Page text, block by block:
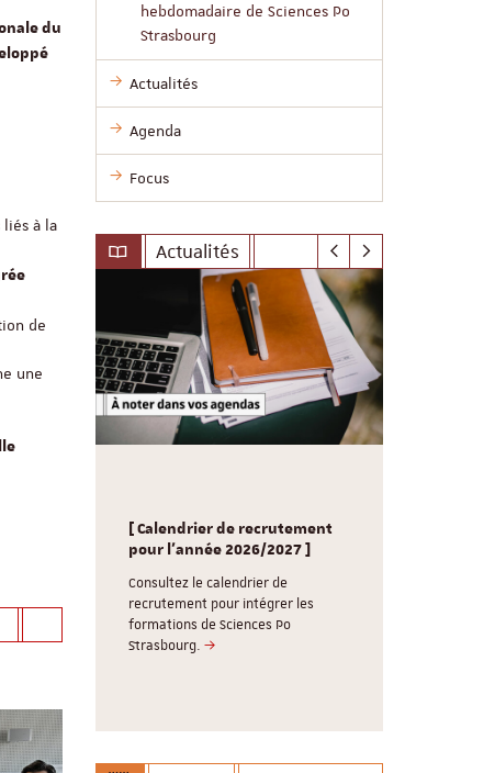
du
à la
de
une
hebdomadaire de Sciences Po
Strasbourg
Actualités
Agenda
Focus
Actualités
3
labellisé
[ Calendrier de recrutement
pour l'année 2026/2027 ]
Consultez le calendrier de
recrutement pour intégrer les
formations de Sciences Po
Strasbourg.